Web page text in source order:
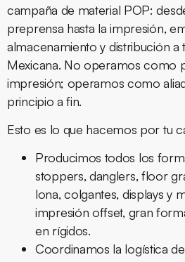
campaña de material POP:
preprensa hasta la impresión,
almacenamiento y distribución a
Mexicana. No operamos como
impresión; operamos como
principio a fin.
Esto es lo que hacemos por tu
Producimos todos los
stoppers, danglers, floor
lona, colgantes, displays y
impresión offset, gran
en rígidos.
Coordinamos la logística